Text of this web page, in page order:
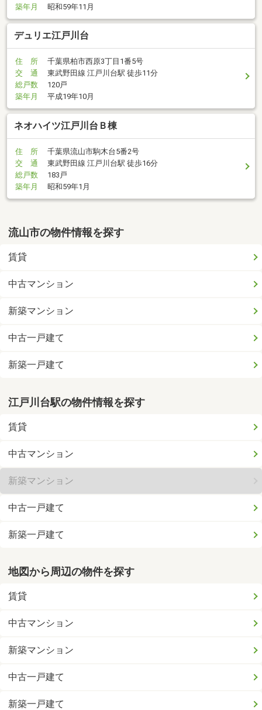
築年月
昭和59年11月
デュリエ江戸川台
住 所
千葉県柏市西原3丁目1番5号
交 通
東武野田線 江戸川台駅 徒歩11分
総戸数
120戸
築年月
平成19年10月
ネオハイツ江戸川台Ｂ棟
住 所
千葉県流山市駒木台5番2号
交 通
東武野田線 江戸川台駅 徒歩16分
総戸数
183戸
築年月
昭和59年1月
流山市の物件情報を探す
賃貸
中古マンション
新築マンション
中古一戸建て
新築一戸建て
江戸川台駅の物件情報を探す
賃貸
中古マンション
新築マンション
中古一戸建て
新築一戸建て
地図から周辺の物件を探す
賃貸
中古マンション
新築マンション
中古一戸建て
新築一戸建て